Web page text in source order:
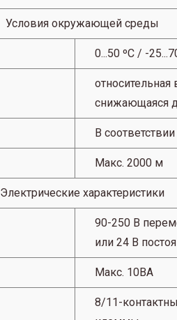
Условия окружающей среды
0...50 ºC / -
относительная
снижающаяся
В
Макс. 2000 м
Электрические характеристики
90-250 В
или 24 В
Макс. 10ВА
8/11-